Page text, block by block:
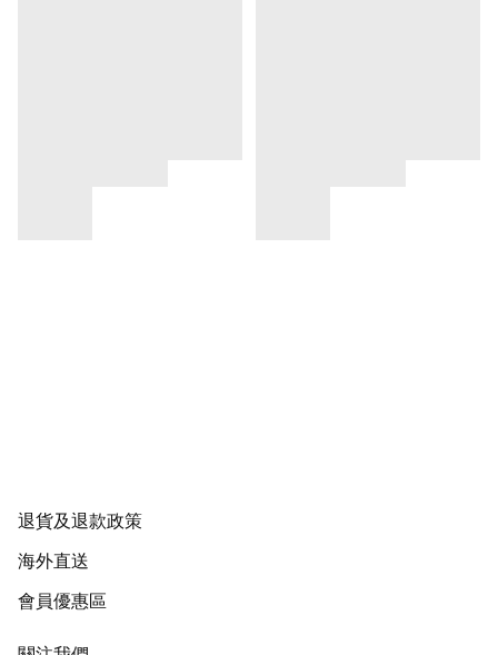
退貨及退款政策
海外直送
會員優惠區